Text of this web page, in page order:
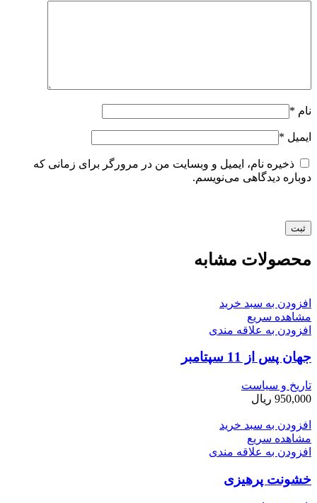
نام *
ایمیل *
ذخیره نام، ایمیل و وبسایت من در مرورگر برای زمانی که
دوباره دیدگاهی می‌نویسم.
محصولات مشابه
افزودن به سبد خرید
مشاهده سریع
افزودن به علاقه مندی
جهان پس از 11 سپتامبر
تاریخ و سیاست
950,000 ریال
افزودن به سبد خرید
مشاهده سریع
افزودن به علاقه مندی
خشونت پرهیزی